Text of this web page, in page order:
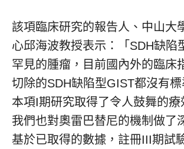
該項臨床研究的報告人、中山大
心邱海波教授表示：「SDH缺陷
罕見的腫瘤，目前國內外的臨床
切除的SDH缺陷型GIST都沒有標
本項I期研究取得了令人鼓舞的
我們也對奧雷巴替尼的機制做了
基於已取得的數據，註冊III期試